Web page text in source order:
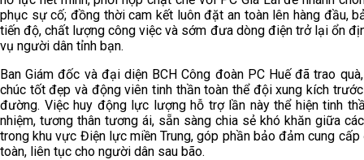
phục sự cố; đồng thời cam kết luôn đặt an toàn lên hàng đầu,
tiến độ, chất lượng công việc và sớm đưa dòng điện trở lại ổn
vụ người dân tỉnh bạn.
Ban Giám đốc và đại diện BCH Công đoàn PC Huế đã trao
chúc tốt đẹp và động viên tinh thần toàn thể đội xung kích
đường. Việc huy động lực lượng hỗ trợ lần này thể hiện tinh
nhiệm, tương thân tương ái, sẵn sàng chia sẻ khó khăn giữa
trong khu vực Điện lực miền Trung, góp phần bảo đảm cung cấp
toàn, liên tục cho người dân sau bão.